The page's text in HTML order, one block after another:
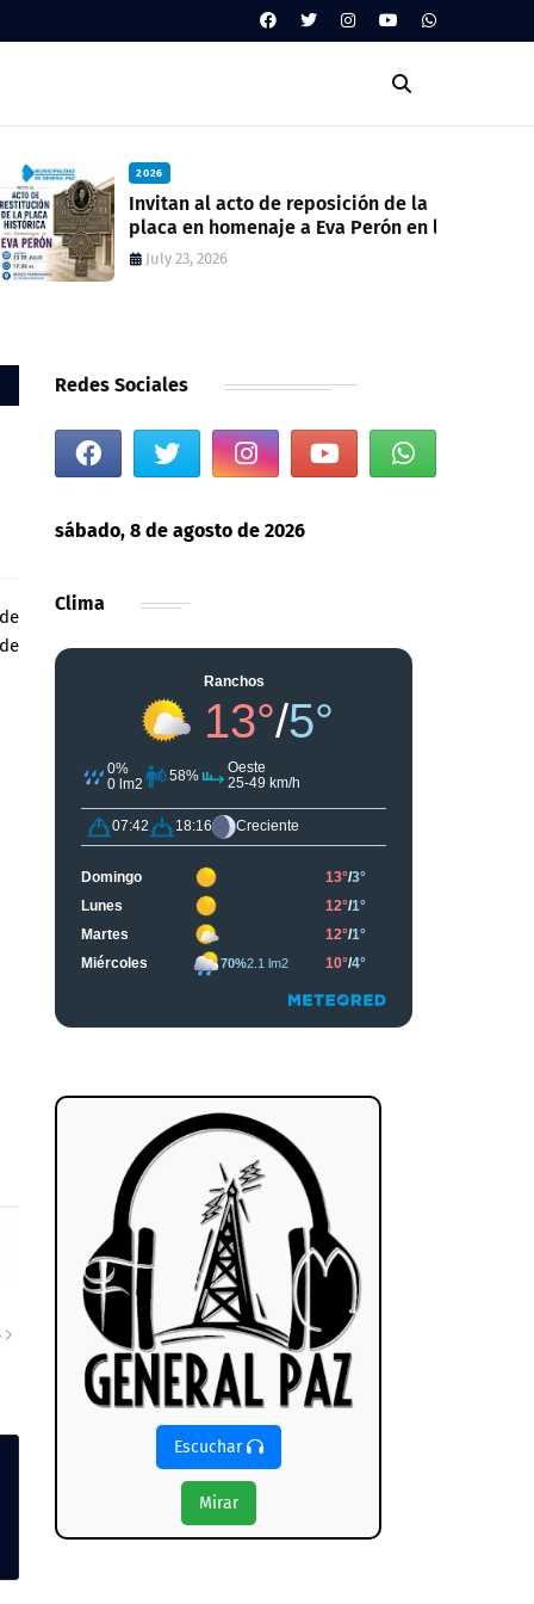
Invitan al acto de reposición de la
placa en homenaje a Eva Perón en la
ex estación del ferrocarril
July 23, 2026
Redes Sociales
sábado, 8 de agosto de 2026
Clima
Escuchar
Mirar